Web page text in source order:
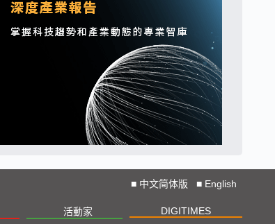
■ 中文简体版 ■ English
活動家 DIGITIMES